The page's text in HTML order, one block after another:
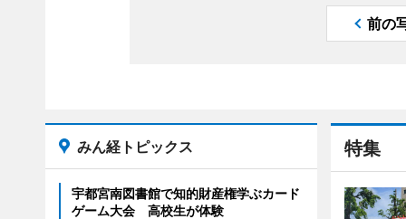
前の
特集
みん経トピックス
宇都宮南図書館で知的財産権学ぶカード
ゲーム大会 高校生が体験